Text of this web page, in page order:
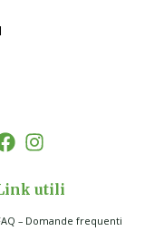
utili
– Domande frequenti